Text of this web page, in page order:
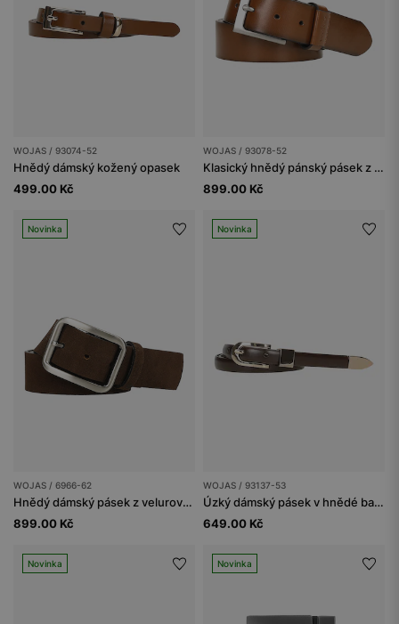
WOJAS / 93074-52
Hnědý dámský kožený opasek
499.00 Kč
WOJAS / 93078-52
Klasický hnědý pánský pásek z hladké kůže
899.00 Kč
Novinka
WOJAS / 6966-62
Hnědý dámský pásek z velurové štípanky
899.00 Kč
Novinka
WOJAS / 93137-53
Úzký dámský pásek v hnědé barvě se zlatými detaily
649.00 Kč
Novinka Novinka